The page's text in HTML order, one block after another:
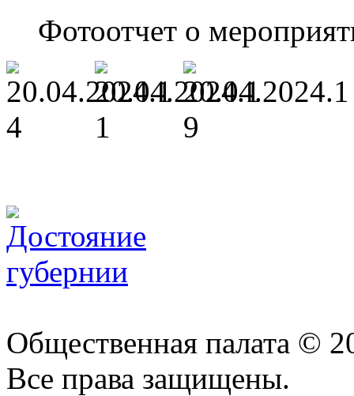
Фотоотчет о
Общественная палата ©
Все права защищены.